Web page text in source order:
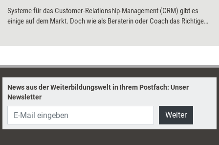
Systeme für das Customer-Relationship-Management (CRM) gibt es
einige auf dem Markt. Doch wie als Beraterin oder Coach das Richtige
News aus der Weiterbildungswelt in Ihrem Postfach: Unser
Newsletter
Weiter